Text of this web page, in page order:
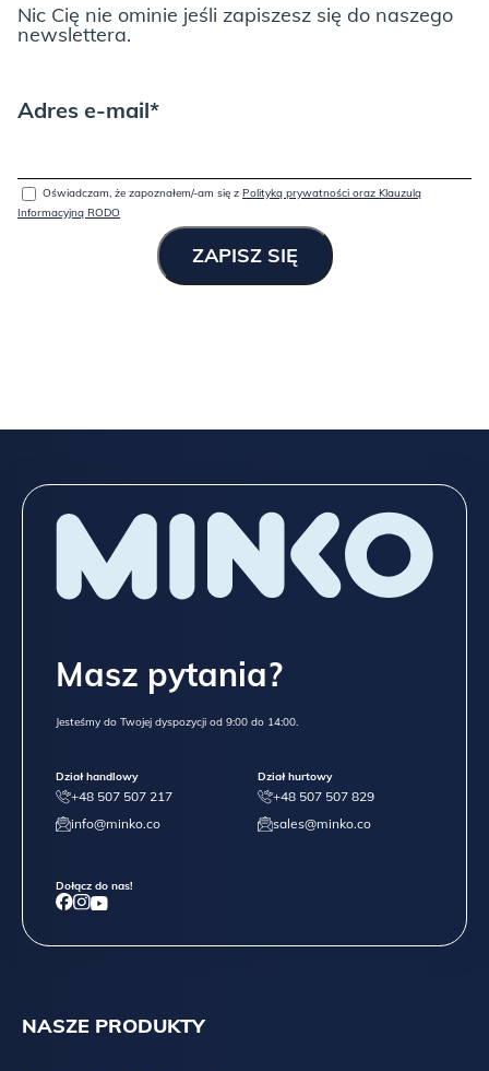
Nic Cię nie ominie jeśli zapiszesz się do naszego
newslettera.
Adres e-mail*
Oświadczam, że zapoznałem/-am się z Polityką prywatności oraz Klauzulą
Informacyjną RODO
NASZE PRODUKTY
Masz pytania?
Jesteśmy do Twojej dyspozycji od 9:00 do 14:00.
Dział handlowy
+48 507 507 217
info@minko.co
Dział hurtowy
+48 507 507 829
sales@minko.co
Dołącz do nas!